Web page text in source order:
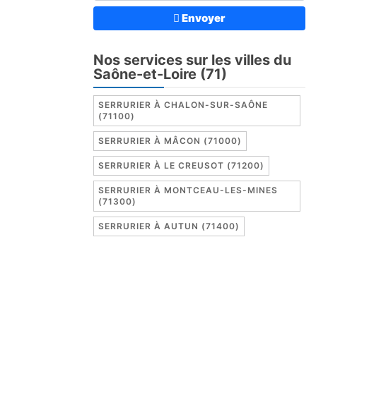
Envoyer
Nos services sur les villes du
Saône-et-Loire (71)
SERRURIER À CHALON-SUR-SAÔNE
(71100)
SERRURIER À MÂCON (71000)
SERRURIER À LE CREUSOT (71200)
SERRURIER À MONTCEAU-LES-MINES
(71300)
SERRURIER À AUTUN (71400)